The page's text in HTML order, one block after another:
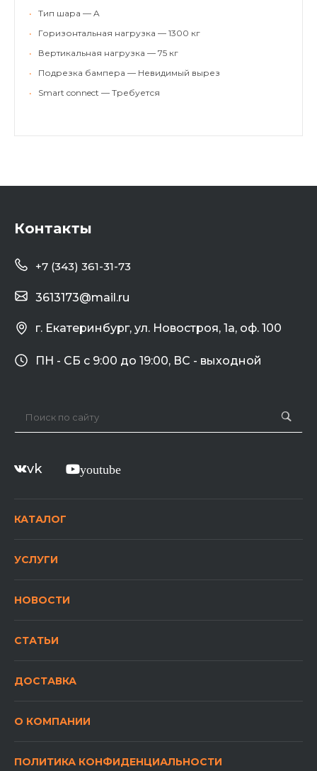
•
Тип шара — A
•
Горизонтальная нагрузка — 1300 кг
•
Вертикальная нагрузка — 75 кг
•
Подрезка бампера — Невидимый вырез
•
Smart connect — Требуется
Контакты
+7 (343) 361-31-73
г. Екатеринбург, ул. Новостроя, 1а, оф. 100
3613173@mail.ru
ПН - СБ с 9:00 до 19:00, ВС - выходной
vk youtube
КАТАЛОГ
УСЛУГИ
НОВОСТИ
СТАТЬИ
ДОСТАВКА
О КОМПАНИИ
ПОЛИТИКА КОНФИДЕНЦИАЛЬНОСТИ